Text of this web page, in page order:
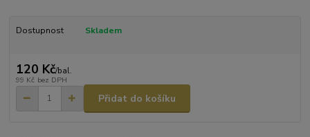
Dostupnost Skladem
120 Kč/bal.
99 Kč bez DPH
Přidat do košíku